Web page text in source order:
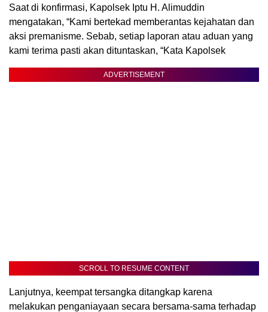
Saat di konfirmasi, Kapolsek Iptu H. Alimuddin
mengatakan, “Kami bertekad memberantas kejahatan dan
aksi premanisme. Sebab, setiap laporan atau aduan yang
kami terima pasti akan dituntaskan, “Kata Kapolsek
ADVERTISEMENT
SCROLL TO RESUME CONTENT
Lanjutnya, keempat tersangka ditangkap karena
melakukan penganiayaan secara bersama-sama terhadap